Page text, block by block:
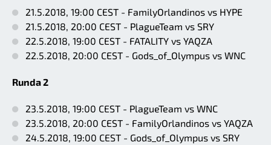
21.5.2018, 19:00 CEST - FamilyOrlandinos vs HYPE
21.5.2018, 20:00 CEST - PlagueTeam vs SRY
22.5.2018, 19:00 CEST - FATALITY vs YAQZA
22.5.2018, 20:00 CEST - Gods_of_Olympus vs WNC
Runda 2
23.5.2018, 19:00 CEST - PlagueTeam vs WNC
23.5.2018, 20:00 CEST - FamilyOrlandinos vs YAQZA
24.5.2018, 19:00 CEST - Gods_of_Olympus vs SRY